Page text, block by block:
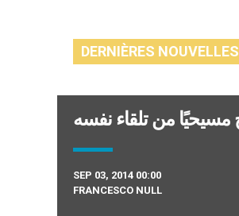
DERNIÈRES NOUVELLES
SEP 03, 2014 00:00
FRANCESCO NULL